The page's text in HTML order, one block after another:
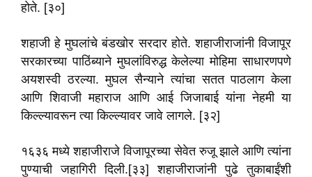
होते. [३०]
शहाजी हे मुघलांचे बंडखोर सरदार होते. शहाजीराजांनी विजापूर
सरकारच्या पाठिंब्याने मुघलांविरुद्ध केलेल्या मोहिमा साधारणपणे
अयशस्वी ठरल्या. मुघल सैन्याने त्यांचा सतत पाठलाग केला
आणि शिवाजी महाराज आणि आई जिजाबाई यांना नेहमी या
किल्ल्यावरून त्या किल्ल्यावर जावे लागले. [३२]
१६३६ मध्ये शहाजीराजे विजापूरच्या सेवेत रुजू झाले आणि त्यांना
पुण्याची जहागिरी दिली.[३३] शहाजीराजांनी पुढे तुकाबाईंशी